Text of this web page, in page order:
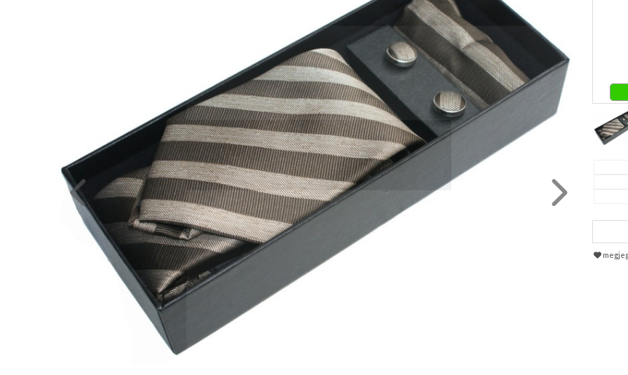
FORMARUHA
DÍSZDOBOZOS
TERMÉKEK
ÉRKEZETT!
BALLAGÁSRA